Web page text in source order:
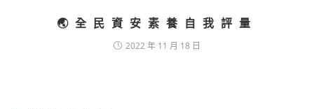
🌏全民資安素養自我評量
2022 年 11 月 18 日